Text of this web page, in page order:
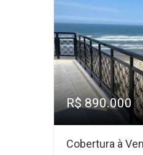
R$ 890.000
Cobertura à